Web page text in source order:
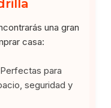
una gran
casa:
Perfectas para
seguridad y